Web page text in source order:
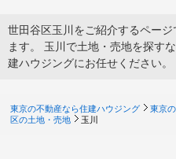
世田谷区玉川をご紹介するペー
ます。 玉川で土地・売地を探す
建ハウジングにお任せください。
東京の不動産なら住建ハウジング 東京
区の土地・売地
玉川